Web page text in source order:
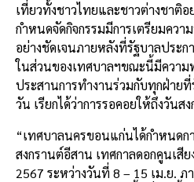
เที่ยวทั้งชาวไทยและชาวต่างชาติ
กำหนดจัดกิจกรรมมีการเตรียมคว
อย่างชัดเจนภายหลังที่รัฐบาลประ
ในส่วนของเทศบาลฯขณะนี้มีควา
ประสานการทำงานร่วมกับทุกฝ่าย
วัน เรียกได้ว่าการรอคอยให้ถึงวัน
“เทศบาลนครขอนแก่นได้กำหนดก
สงกรานต์อีสาน เทศกาลดอกคูนเ
2567 ระหว่างวันที่ 8 – 15 เม.ย.